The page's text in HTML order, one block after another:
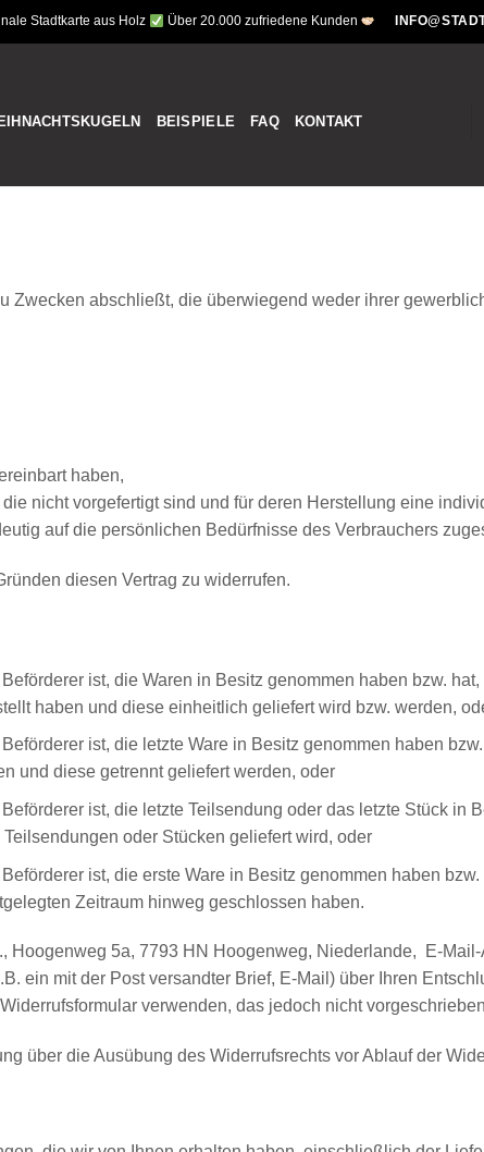
Stadtkarte aus Holz Über 20.000 zufriedene Kunden
BEISPIELE FAQ KONTAKT
Zwecken abschließt, die überwiegend weder ihrer
haben,
nicht vorgefertigt sind und für deren Herstellung eine
auf die persönlichen Bedürfnisse des Verbrauchers
diesen Vertrag zu widerrufen.
ist, die Waren in Besitz genommen haben bzw.
haben und diese einheitlich geliefert wird bzw. werden,
ist, die letzte Ware in Besitz genommen haben
und diese getrennt geliefert werden, oder
ist, die letzte Teilsendung oder das letzte Stück in
oder Stücken geliefert wird, oder
ist, die erste Ware in Besitz genommen haben
Zeitraum hinweg geschlossen haben.
Hoogenweg 5a, 7793 HN Hoogenweg, Niederlande, E-Mail-
ein mit der Post versandter Brief, E-Mail) über Ihren
verwenden, das jedoch nicht
über die Ausübung des Widerrufsrechts vor Ablauf der